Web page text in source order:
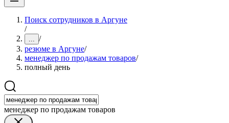
Поиск сотрудников в Аргуне
/
... /
резюме в Аргуне/
менеджер по продажам товаров/
полный день
менеджер по продажам товаров